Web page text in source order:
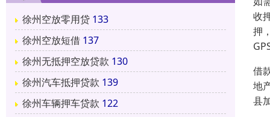
徐州空放零用贷 133
徐州空放短借 137
徐州无抵押空放贷款 130
徐州汽车抵押贷款 139
徐州车辆押车贷款 122
收
押
借
地
县